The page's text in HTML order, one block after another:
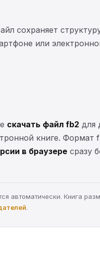
сохраняет
или
скачать файл fb2 для
книге. Формат
в браузере сразу
автоматически. Книга
.